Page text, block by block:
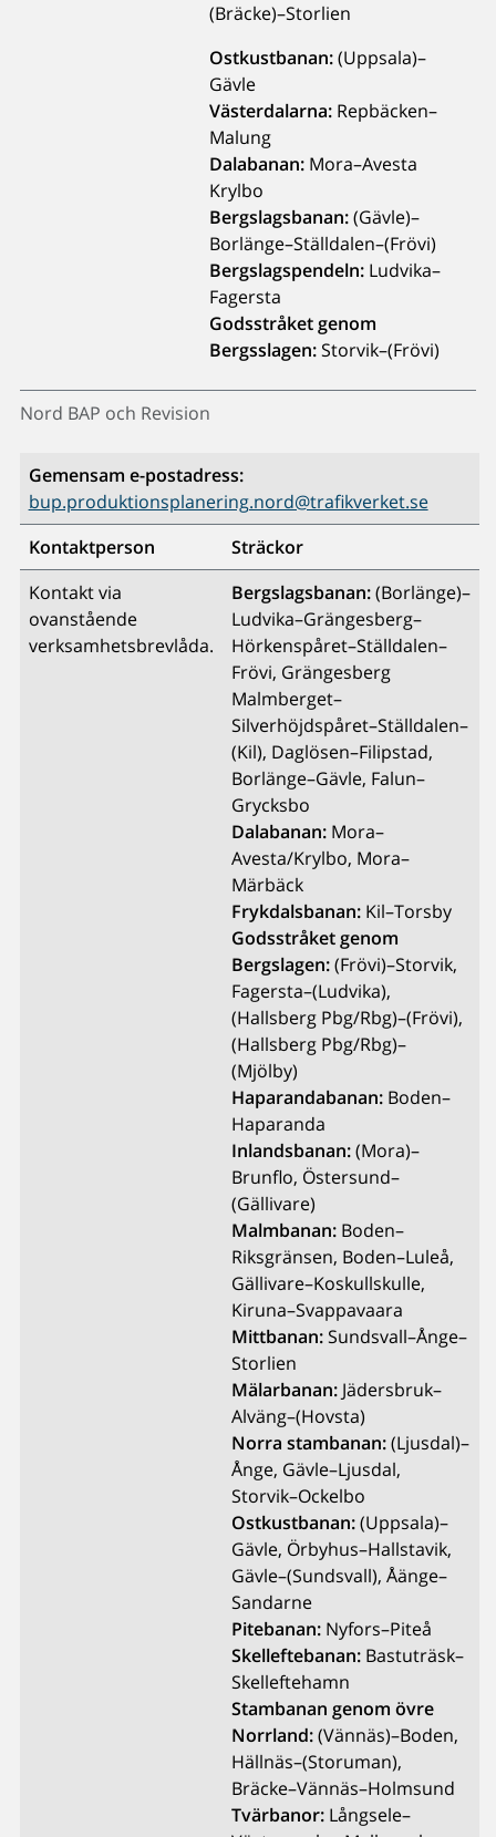
Nord BAP och Revision
(Bräcke)–Storlien
Ostkustbanan:(Uppsala)–
Gävle
Västerdalarna:Repbäcken–
Malung
Dalabanan:Mora–Avesta
Krylbo
Bergslagsbanan:(Gävle)–
Borlänge–Ställdalen–(Frövi)
Bergslagspendeln:Ludvika–
Fagersta
Godsstråket genom
Bergsslagen:Storvik–(Frövi)
Gemensam e-postadress:
bup.produktionsplanering.nord@trafikverket.se
Kontaktperson
Sträckor
Kontakt via
ovanstående
verksamhetsbrevlåda.
Bergslagsbanan:(Borlänge)–
Ludvika–Grängesberg–
Hörkenspåret–Ställdalen–
Frövi, Grängesberg
Malmberget–
Silverhöjdspåret–Ställdalen–
(Kil), Daglösen–Filipstad,
Borlänge–Gävle, Falun–
Grycksbo
Dalabanan:Mora–
Avesta/Krylbo, Mora–
Märbäck
Frykdalsbanan:Kil–Torsby
Godsstråket genom
Bergslagen:(Frövi)–Storvik,
Fagersta–(Ludvika),
(Hallsberg Pbg/Rbg)–(Frövi),
(Hallsberg Pbg/Rbg)–
(Mjölby)
Haparandabanan:Boden–
Haparanda
Inlandsbanan:(Mora)–
Brunflo, Östersund–
(Gällivare)
Malmbanan:Boden–
Riksgränsen, Boden–Luleå,
Gällivare–Koskullskulle,
Kiruna–Svappavaara
Mittbanan:Sundsvall–Ånge–
Storlien
Mälarbanan:Jädersbruk–
Alväng–(Hovsta)
Norra stambanan:(Ljusdal)–
Ånge, Gävle–Ljusdal,
Storvik–Ockelbo
Ostkustbanan:(Uppsala)–
Gävle, Örbyhus–Hallstavik,
Gävle–(Sundsvall), Åänge–
Sandarne
Pitebanan:Nyfors–Piteå
Skelleftebanan:Bastuträsk–
Skelleftehamn
Stambanan genom övre
Norrland:(Vännäs)–Boden,
Hällnäs–(Storuman),
Bräcke–Vännäs–Holmsund
Tvärbanor:Långsele–